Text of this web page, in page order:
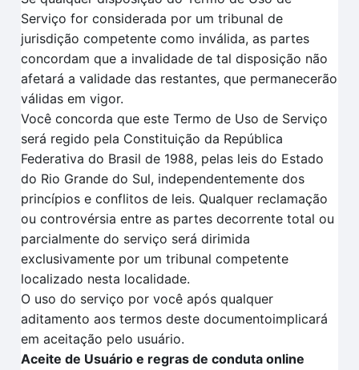
Serviço for considerada por um tribunal de
jurisdição competente como inválida, as partes
concordam que a invalidade de tal disposição não
afetará a validade das restantes, que permanecerão
válidas em vigor.
Você concorda que este Termo de Uso de Serviço
será regido pela Constituição da República
Federativa do Brasil de 1988, pelas leis do Estado
do Rio Grande do Sul, independentemente dos
princípios e conflitos de leis. Qualquer reclamação
ou controvérsia entre as partes decorrente total ou
parcialmente do serviço será dirimida
exclusivamente por um tribunal competente
localizado nesta localidade.
O uso do serviço por você após qualquer
aditamento aos termos deste documentoimplicará
em aceitação pelo usuário.
Aceite de Usuário e regras de conduta online